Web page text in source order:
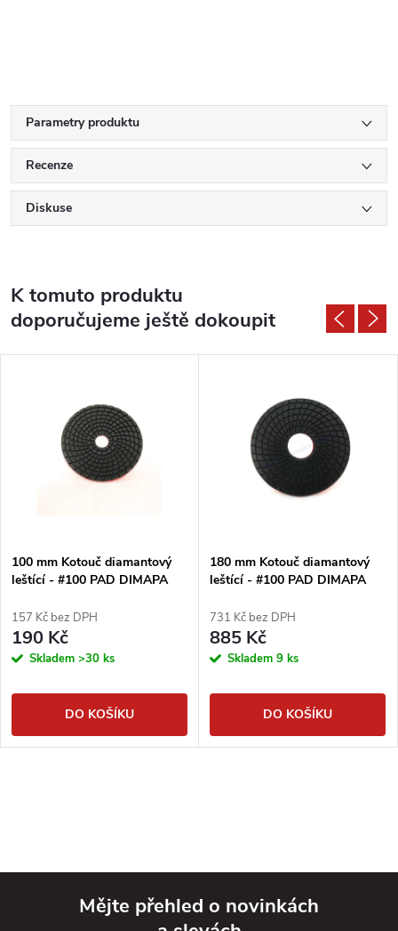
Parametry produktu
Recenze
Diskuse
K tomuto produktu
doporučujeme ještě dokoupit
100 mm Kotouč diamantový
leštící - #100 PAD DIMAPA
157 Kč bez DPH
190 Kč
Skladem >30 ks
DO KOŠÍKU
180 mm Kotouč diamantový
leštící - #100 PAD DIMAPA
731 Kč bez DPH
885 Kč
Skladem 9 ks
DO KOŠÍKU
Mějte přehled o novinkách